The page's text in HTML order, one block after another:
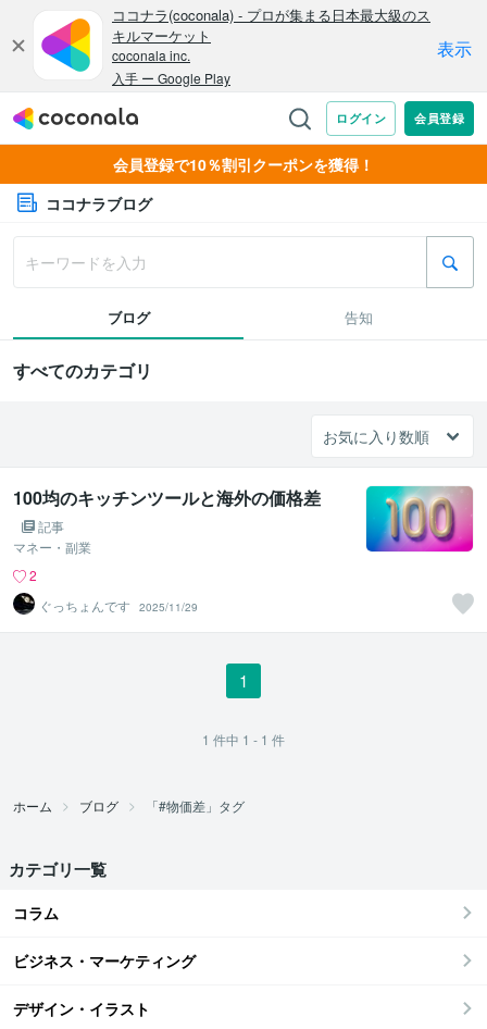
会員登録で10％割引クーポンを獲得！
ココナラブログ
ブログ 告知
すべてのカテゴリ
100均のキッチンツールと海外の価格差
記事
マネー・副業
2
ぐっちょんです
2025/11/29
1
1 件中 1 - 1 件
ホーム ブログ 「#物価差」タグ
カテゴリ一覧
コラム
ビジネス・マーケティング
デザイン・イラスト